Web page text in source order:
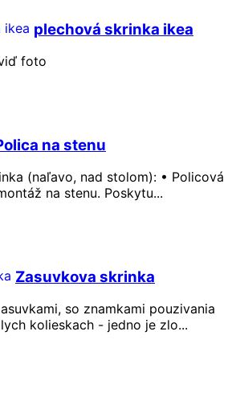
plechová skrinka ikea
foto
na stenu
(naľavo, nad stolom): • Policová
na stenu. Poskytu...
Zasuvkova skrinka
so znamkami pouzivania
kolieskach - jedno je zlo...